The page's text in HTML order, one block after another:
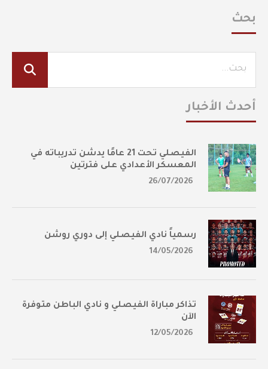
بحث
أحدث الأخبار
الفيصلي تحت 21 عامًا يدشن تدريباته في
المعسكر الأعدادي على فترتين
26/07/2026
رسمياً نادي الفيصلي إلى دوري روشن
14/05/2026
تذاكر مباراة الفيصلي و نادي الباطن متوفرة
الآن
12/05/2026